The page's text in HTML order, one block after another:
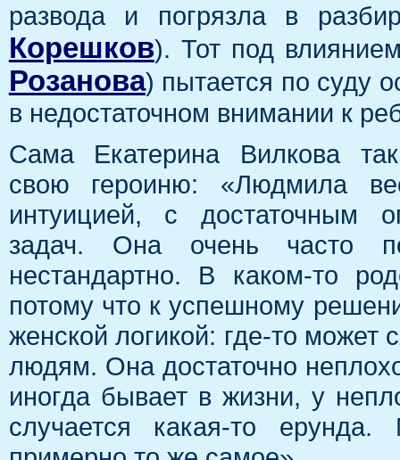
развода и погрязла в
Корешков). Тот под
Розанова) пытается по суду
в недостаточном внимании к
Сама Екатерина Вилкова так
свою героиню: «Людмила
интуицией, с достаточным
задач. Она очень часто
нестандартно. В каком-то
потому что к успешному
женской логикой: где-то может
людям. Она достаточно
иногда бывает в жизни, у
случается какая-то